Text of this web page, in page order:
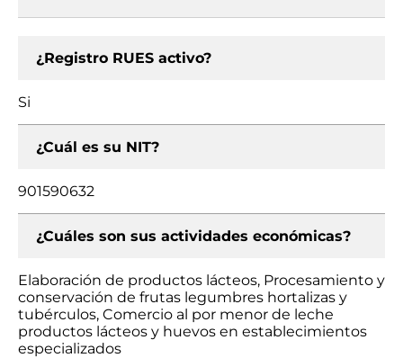
¿Registro RUES activo?
Si
¿Cuál es su NIT?
901590632
¿Cuáles son sus actividades económicas?
Elaboración de productos lácteos, Procesamiento y
conservación de frutas legumbres hortalizas y
tubérculos, Comercio al por menor de leche
productos lácteos y huevos en establecimientos
especializados